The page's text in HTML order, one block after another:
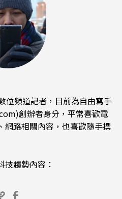
位頻道記者，目前為自由寫手
創辦者身分，平常喜歡電
網路相關內容，也喜歡隨手撰
技趨勢內容：